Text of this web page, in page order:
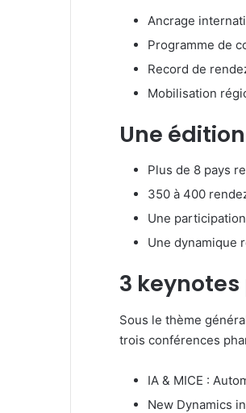
Ancrage
Programme de
Record de
Mobilisation
Une
Plus de 8 pays
350 à 400
Une
Une dynamique
3
Sous le thème
trois conférences
IA & MICE :
New Dynamics